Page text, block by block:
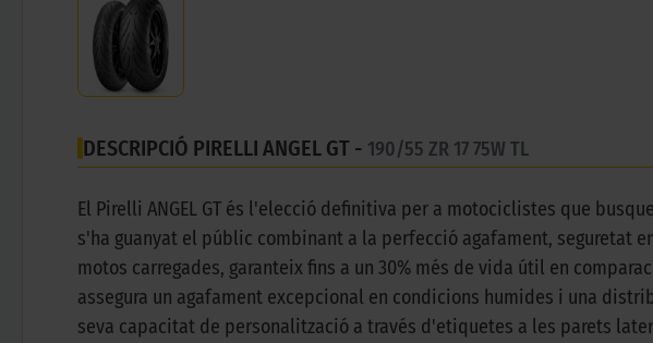
DESCRIPCIÓ PIRELLI ANGEL GT - 190/55 ZR 17 75W TL
El Pirelli ANGEL GT és l'elecció definitiva per a motociclistes que
s'ha guanyat el públic combinant a la perfecció agafament,
motos carregades, garanteix fins a un 30% més de vida útil en
assegura un agafament excepcional en condicions humides i una
seva capacitat de personalització a través d'etiquetes a les parets